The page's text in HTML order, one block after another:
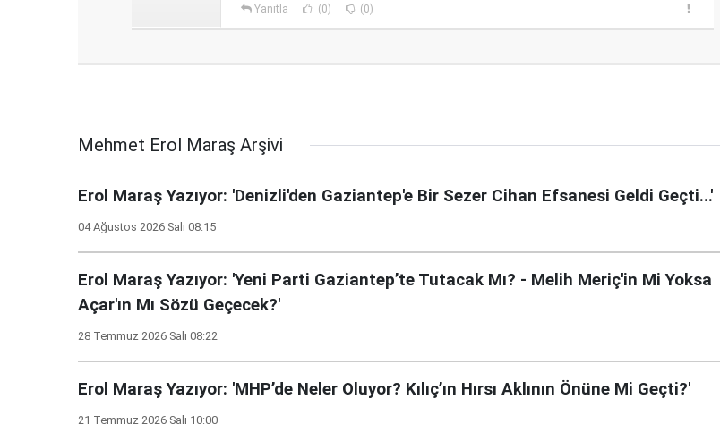
Yanıtla (0) (0)
Mehmet Erol Maraş Arşivi
Erol Maraş Yazıyor: 'Denizli'den Gaziantep'e Bir Sezer Cihan Efsanesi Geldi Geçti...'
04 Ağustos 2026 Salı 08:15
Erol Maraş Yazıyor: 'Yeni Parti Gaziantep’te Tutacak Mı? - Melih Meriç'in Mi Yoksa
Açar'ın Mı Sözü Geçecek?'
28 Temmuz 2026 Salı 08:22
Erol Maraş Yazıyor: 'MHP’de Neler Oluyor? Kılıç’ın Hırsı Aklının Önüne Mi Geçti?'
21 Temmuz 2026 Salı 10:00